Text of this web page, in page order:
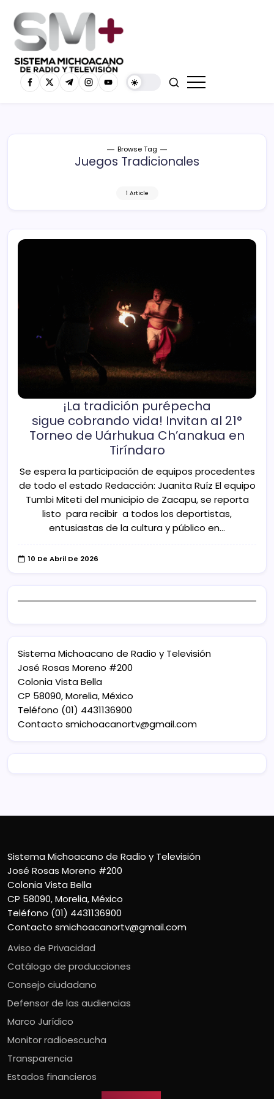
Browse Tag
Juegos Tradicionales
1 Article
¡La tradición purépecha
sigue cobrando vida! Invitan al 21°
Torneo de Uárhukua Ch’anakua en
Tiríndaro
Se espera la participación de equipos procedentes
de todo el estado Redacción: Juanita Ruíz ​El equipo
Tumbi Miteti del municipio de Zacapu, se reporta
listo para recibir a todos los deportistas,
entusiastas de la cultura y público en…
10 De Abril De 2026
Sistema Michoacano de Radio y Televisión
José Rosas Moreno #200
Colonia Vista Bella
CP 58090, Morelia, México
Teléfono (01) 4431136900
Contacto smichoacanortv@gmail.com
Sistema Michoacano de Radio y Televisión
José Rosas Moreno #200
Colonia Vista Bella
CP 58090, Morelia, México
Teléfono (01) 4431136900
Contacto smichoacanortv@gmail.com
Aviso de Privacidad
Catálogo de producciones
Consejo ciudadano
Defensor de las audiencias
Marco Jurídico
Monitor radioescucha
Transparencia
Estados financieros